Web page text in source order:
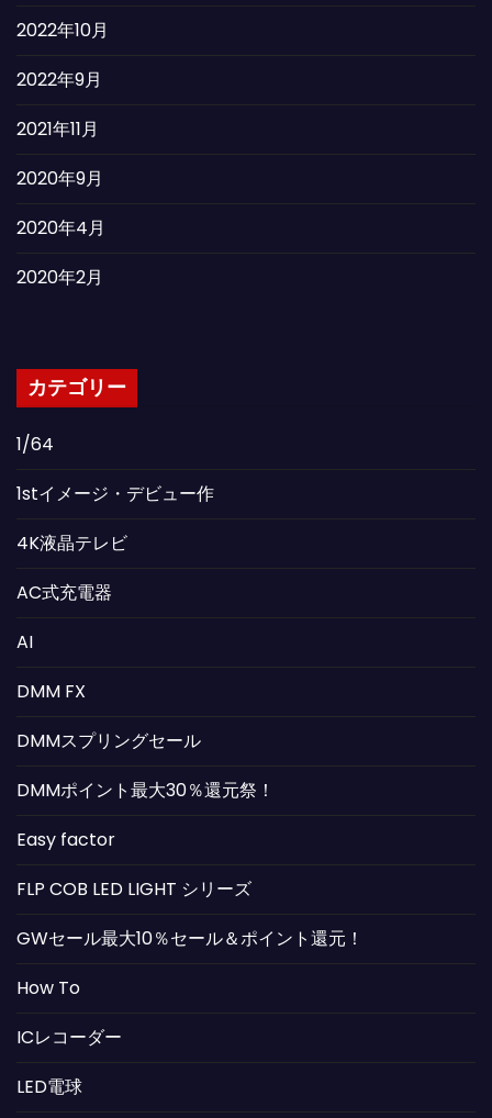
2022年10月
2022年9月
2021年11月
2020年9月
2020年4月
2020年2月
カテゴリー
1/64
1stイメージ・デビュー作
4K液晶テレビ
AC式充電器
AI
DMM FX
DMMスプリングセール
DMMポイント最大30％還元祭！
Easy factor
FLP COB LED LIGHT シリーズ
GWセール最大10％セール＆ポイント還元！
How To
ICレコーダー
LED電球